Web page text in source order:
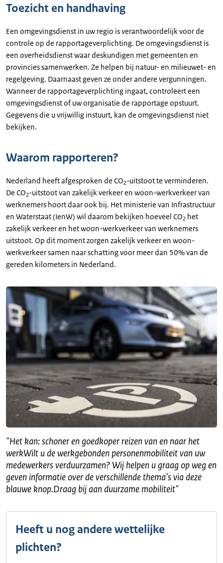
Toezicht en handhaving
Een omgevingsdienst in uw regio is verantwoordelijk voor de
controle op de rapportageverplichting. De omgevingsdienst is
een overheidsdienst waar deskundigen met gemeenten en
provincies samenwerken. Ze helpen bij natuur- en milieuwet- en
regelgeving. Daarnaast geven ze onder andere vergunningen.
Wanneer de rapportageverplichting ingaat, controleert een
omgevingsdienst of uw organisatie de rapportage opstuurt.
Gegevens die u vrijwillig instuurt, kan de omgevingsdienst niet
bekijken.
Waarom rapporteren?
Nederland heeft afgesproken de CO2-uitstoot te verminderen.
De CO2-uitstoot van zakelijk verkeer en woon-werkverkeer van
werknemers hoort daar ook bij. Het ministerie van Infrastructuur
en Waterstaat (IenW) wil daarom bekijken hoeveel CO2 het
zakelijk verkeer en het woon-werkverkeer van werknemers
uitstoot. Op dit moment zorgen zakelijk verkeer en woon-
werkverkeer samen naar schatting voor meer dan 50% van de
gereden kilometers in Nederland.
"Het kan: schoner en goedkoper reizen van en naar het
werkWilt u de werkgebonden personenmobiliteit van uw
medewerkers verduurzamen? Wij helpen u graag op weg en
geven informatie over de verschillende thema’s via deze
blauwe knop.Draag bij aan duurzame mobiliteit"
Heeft u nog andere wettelijke
plichten?